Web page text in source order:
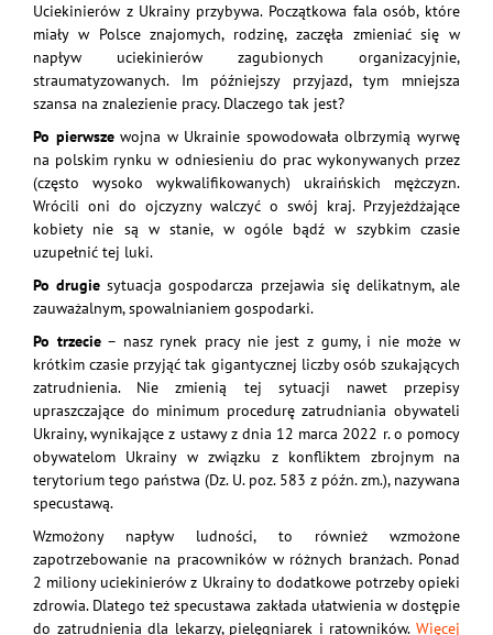
Uciekinierów z Ukrainy przybywa. Początkowa fala osób, które
miały w Polsce znajomych, rodzinę, zaczęła zmieniać się w
napływ uciekinierów zagubionych organizacyjnie,
straumatyzowanych. Im późniejszy przyjazd, tym mniejsza
szansa na znalezienie pracy. Dlaczego tak jest?
Po pierwszewojna w Ukrainie spowodowała olbrzymią wyrwę
na polskim rynku w odniesieniu do prac wykonywanych przez
(często wysoko wykwalifikowanych) ukraińskich mężczyzn.
Wrócili oni do ojczyzny walczyć o swój kraj. Przyjeżdżające
kobiety nie są w stanie, w ogóle bądź w szybkim czasie
uzupełnić tej luki.
Po drugie sytuacja gospodarcza przejawia się delikatnym, ale
zauważalnym, spowalnianiem gospodarki.
Po trzecie– nasz rynek pracy nie jest z gumy, i nie może w
krótkim czasie przyjąć tak gigantycznej liczby osób szukających
zatrudnienia. Nie zmienią tej sytuacji nawet przepisy
upraszczające do minimum procedurę zatrudniania obywateli
Ukrainy, wynikające z ustawy z dnia 12 marca 2022 r. o pomocy
obywatelom Ukrainy w związku z konfliktem zbrojnym na
terytorium tego państwa (Dz. U. poz. 583 z późn. zm.), nazywana
specustawą.
Wzmożony napływ ludności, to również wzmożone
zapotrzebowanie na pracowników w różnych branżach. Ponad
2 miliony uciekinierów z Ukrainy to dodatkowe potrzeby opieki
zdrowia. Dlatego też specustawa zakłada ułatwienia w dostępie
do zatrudnienia dla lekarzy, pielęgniarek i ratowników. Więcej